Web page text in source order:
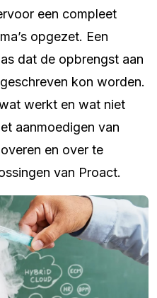
een compleet
opgezet. Een
dat de opbrengst aan
kon worden.
werkt en wat niet
aanmoedigen van
en over te
van Proact.